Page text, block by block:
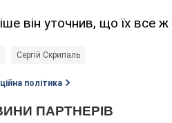
він уточнив, що їх все ж
Сергій Скрипаль
політика